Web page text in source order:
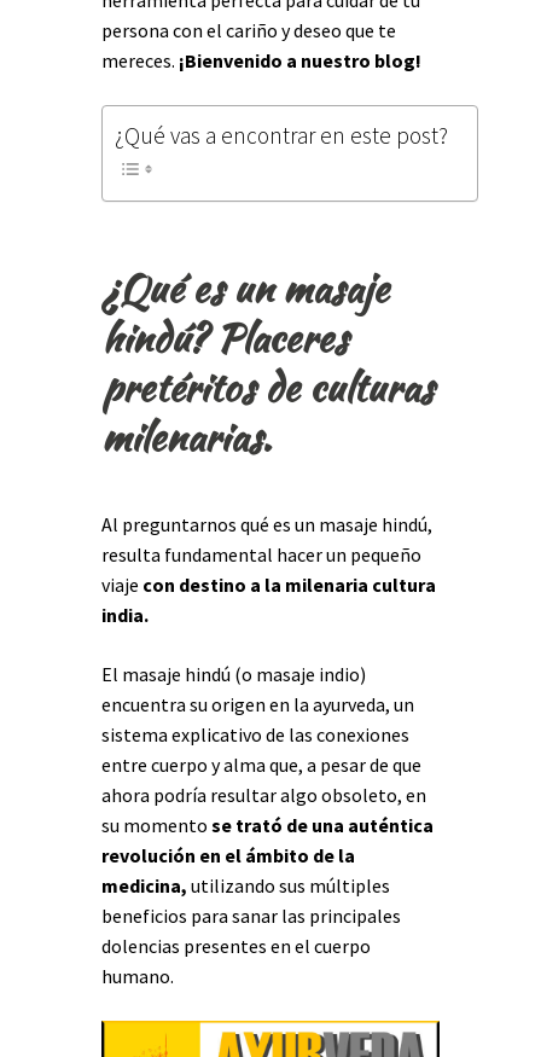
persona con el cariño y deseo que te
mereces. ¡Bienvenido a nuestro blog!
¿Qué vas a encontrar en este post?
¿Qué es un masaje
hindú? Placeres
pretéritos de culturas
milenarias.
Al preguntarnos qué es un masaje hindú,
resulta fundamental hacer un pequeño
viaje con destino a la milenaria cultura
india.
El masaje hindú (o masaje indio)
encuentra su origen en la ayurveda, un
sistema explicativo de las conexiones
entre cuerpo y alma que, a pesar de que
ahora podría resultar algo obsoleto, en
su momento se trató de una auténtica
revolución en el ámbito de la
medicina, utilizando sus múltiples
beneficios para sanar las principales
dolencias presentes en el cuerpo
humano.